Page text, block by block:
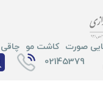
صورت کاشت مو چاقی
02145379